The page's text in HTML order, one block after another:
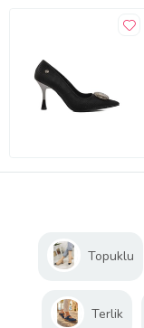
Topuklu
Terlik